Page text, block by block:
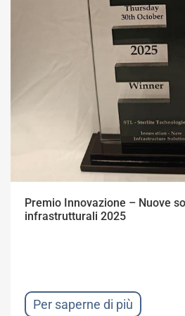
Premio Innovazione – Nuove
infrastrutturali 2025
Per saperne di più